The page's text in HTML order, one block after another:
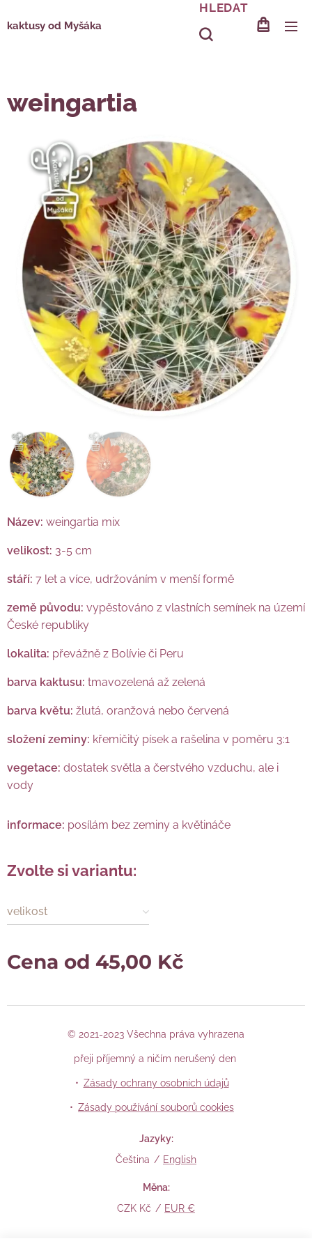
kaktusy od Myšáka
HLEDAT
weingartia
Název: weingartia mix
velikost: 3-5 cm
stáří: 7 let a více, udržováním v menší formě
země původu: vypěstováno z vlastních semínek na území
České republiky
lokalita: převážně z Bolívie či Peru
barva kaktusu: tmavozelená až zelená
barva květu: žlutá, oranžová nebo červená
složení zeminy: křemičitý písek a rašelina v poměru 3:1
vegetace: dostatek světla a čerstvého vzduchu, ale i
vody
informace: posílám bez zeminy a květináče
Zvolte si variantu:
velikost
Cena od 45,00 Kč
© 2021-2023 Všechna práva vyhrazena
přeji příjemný a ničím nerušený den
Zásady ochrany osobních údajů
Zásady používání souborů cookies
Jazyky
Čeština
English
Měna
CZK Kč
EUR €